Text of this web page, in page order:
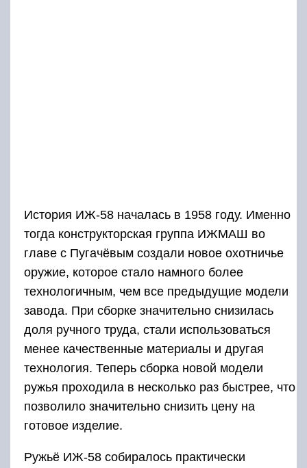
История ИЖ-58 началась в 1958 году. Именно
тогда конструкторская группа ИЖМАШ во
главе с Пугачёвым создали новое охотничье
оружие, которое стало намного более
технологичным, чем все предыдущие модели
завода. При сборке значительно снизилась
доля ручного труда, стали использоваться
менее качественные материалы и другая
технология. Теперь сборка новой модели
ружья проходила в несколько раз быстрее, что
позволило значительно снизить цену на
готовое изделие.
Ружьё ИЖ-58 собиралось практически